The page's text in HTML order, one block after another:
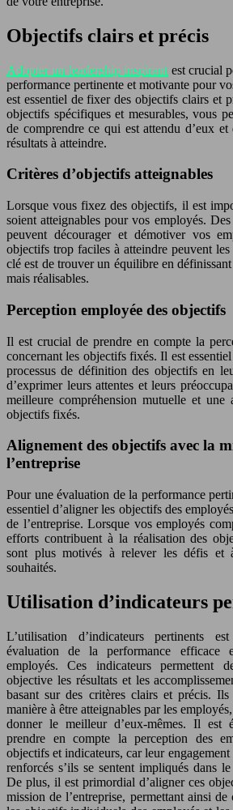
Objectifs clairs et précis
Adopter un leadership inspirant est crucial
performance pertinente et motivante pour
est essentiel de fixer des objectifs clairs et
objectifs spécifiques et mesurables, vous
de comprendre ce qui est attendu d’eux
résultats à atteindre.
Critères d’objectifs atteignables
Lorsque vous fixez des objectifs, il est
soient atteignables pour vos employés.
peuvent décourager et démotiver vos
objectifs trop faciles à atteindre peuvent
clé est de trouver un équilibre en
mais réalisables.
Perception employée des objectifs
Il est crucial de prendre en compte la
concernant les objectifs fixés. Il est
processus de définition des objectifs en
d’exprimer leurs attentes et leurs
meilleure compréhension mutuelle et une
objectifs fixés.
Alignement des objectifs avec la
l’entreprise
Pour une évaluation de la performance
essentiel d’aligner les objectifs des
de l’entreprise. Lorsque vos employés
efforts contribuent à la réalisation des
sont plus motivés à relever les défis et
souhaités.
Utilisation d’indicateurs
L’utilisation d’indicateurs pertinents
évaluation de la performance efficace
employés. Ces indicateurs permettent
objective les résultats et les
basant sur des critères clairs et précis.
manière à être atteignables par les
donner le meilleur d’eux-mêmes. Il est
prendre en compte la perception des
objectifs et indicateurs, car leur
renforcés s’ils se sentent impliqués dans
De plus, il est primordial d’aligner ces
mission de l’entreprise, permettant ainsi